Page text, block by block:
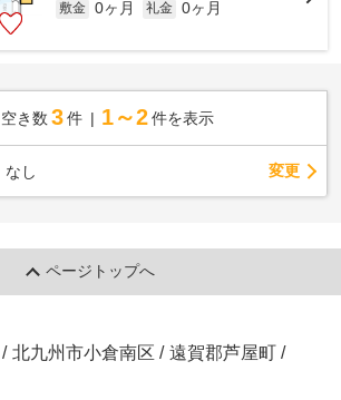
敷金 0ヶ月 礼金 0ヶ月
空き数 3 件 1～2 件を表示
なし 変更
ページトップへ
/ 北九州市小倉南区 / 遠賀郡芦屋町
/